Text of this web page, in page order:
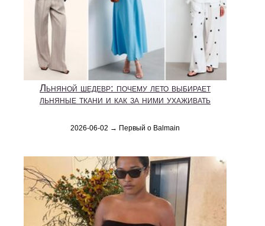
Льняной шедевр: почему лето выбирает
льняные ткани и как за ними ухаживать
2026-06-02 → Первый о Balmain